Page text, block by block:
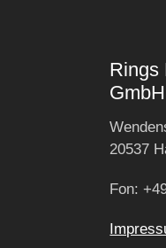
Rings
GmbH
20537
Fon: